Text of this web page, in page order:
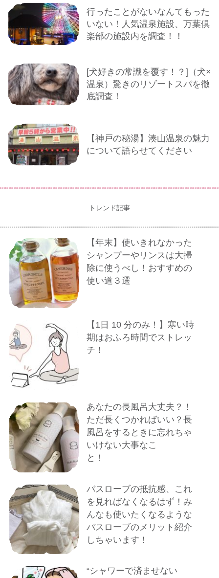
行ったことがないなんてもった
いない！人気温泉施設、万葉倶
楽部の施設内を調査！！
[犬好きの常識を覆す！？]（犬×
温泉）驚きのリゾートスパを徹
底調査！
【神戸の秘湯】湊山温泉の魅力
について語らせてください
トレンド記事
【年末】使いきれなかった
シャンプーやリンスは大掃
除に使うべし！おすすめの
使い道３選
【1⽇ 10 分のみ！】寒い時
期はおふろ時間でストレッ
チ！
あなたの長風呂大丈夫？！
ただ長くつかればいい？長
風呂をするときに忘れちゃ
いけない大事なこ
と！
バスローブの抵抗感、これ
を見ればなくなるはず！み
んなも使いたくなるような
バスローブのメリット紹介
しちゃいます！
“シャワーで済ませない